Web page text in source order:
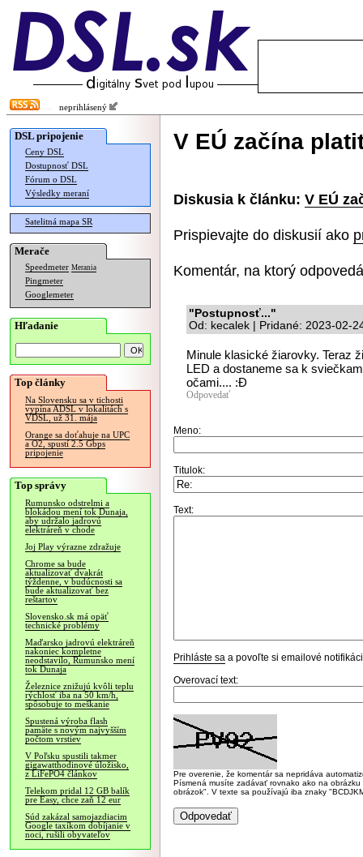
neprihlásený
DSL pripojenie
Ceny DSL
Dostupnosť DSL
Fórum o DSL
Výsledky meraní
Satelitná mapa SR
Merače
Speedmeter Merania
Pingmeter
Googlemeter
Hľadanie
Top články
Na Slovensku sa v tichosti
vypína ADSL v lokalitách s
VDSL, už 31. mája
Orange sa doťahuje na UPC
a O2, spustí 2.5 Gbps
pripojenie
Top správy
Rumunsko odstrelmi a
blokádou mení tok Dunaja,
aby udržalo jadrovú
elektráreň v chode
Joj Play výrazne zdražuje
Chrome sa bude
aktualizovať dvakrát
týždenne, v budúcnosti sa
bude aktualizovať bez
reštartov
Slovensko.sk má opäť
technické problémy
Maďarsko jadrovú elektráreň
nakoniec kompletne
neodstavilo, Rumunsko mení
tok Dunaja
Železnice znižujú kvôli teplu
rýchlosť iba na 50 km/h,
spôsobuje to meškanie
Spustená výroba flash
pamäte s novým najvyšším
počtom vrstiev
V Poľsku spustili takmer
gigawatthodinové úložisko,
z LiFePO4 článkov
Telekom pridal 12 GB balík
pre Easy, chce zaň 12 eur
Súd zakázal samojazdiacim
Google taxíkom dobíjanie v
noci, rušili obyvateľov
V EÚ začína
Diskusia k článku: V EÚ
Prispievajte do diskusií ako
Komentár, na ktorý
"Postupnosť..."
Od: kecalek | Pridané: 2023-02-
Minule klasické žiarovky. Teraz
LED a dostaneme sa k
očami.... :Đ
Odpovedať
Meno:
Titulok:
Text:
Prihláste sa a povoľte si emailové
Overovací text:
Pre overenie, že komentár sa nepridáva
Písmená musíte zadávať rovnako ako na
obrázok". V texte sa používajú iba znaky